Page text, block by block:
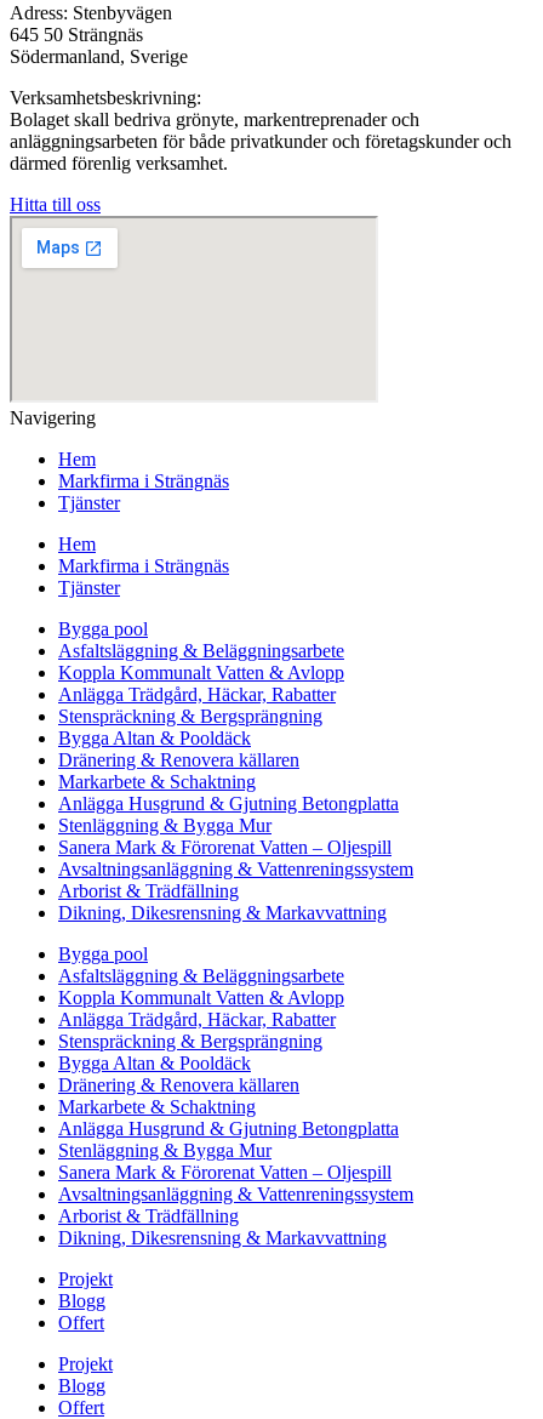
Adress: Stenbyvägen
645 50 Strängnäs
Södermanland, Sverige
Verksamhetsbeskrivning:
Bolaget skall bedriva grönyte, markentreprenader och
anläggningsarbeten för både privatkunder och företagskunder och
därmed förenlig verksamhet.
Hitta till oss
Navigering
Hem
Markfirma i Strängnäs
Tjänster
Hem
Markfirma i Strängnäs
Tjänster
Bygga pool
Asfaltsläggning & Beläggningsarbete
Koppla Kommunalt Vatten & Avlopp
Anlägga Trädgård, Häckar, Rabatter
Stenspräckning & Bergsprängning
Bygga Altan & Pooldäck
Dränering & Renovera källaren
Markarbete & Schaktning
Anlägga Husgrund & Gjutning Betongplatta
Stenläggning & Bygga Mur
Sanera Mark & Förorenat Vatten – Oljespill
Avsaltningsanläggning & Vattenreningssystem
Arborist & Trädfällning
Dikning, Dikesrensning & Markavvattning
Bygga pool
Asfaltsläggning & Beläggningsarbete
Koppla Kommunalt Vatten & Avlopp
Anlägga Trädgård, Häckar, Rabatter
Stenspräckning & Bergsprängning
Bygga Altan & Pooldäck
Dränering & Renovera källaren
Markarbete & Schaktning
Anlägga Husgrund & Gjutning Betongplatta
Stenläggning & Bygga Mur
Sanera Mark & Förorenat Vatten – Oljespill
Avsaltningsanläggning & Vattenreningssystem
Arborist & Trädfällning
Dikning, Dikesrensning & Markavvattning
Projekt
Blogg
Offert
Projekt
Blogg
Offert